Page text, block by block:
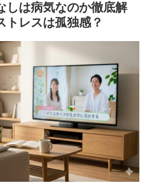
しは病気なのか徹底解
トレスは孤独感？